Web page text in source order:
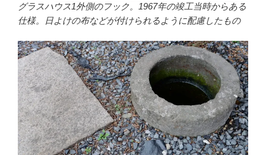
グラスハウス1外側のフック。1967年の竣工当時からある
仕様。日よけの布などが付けられるように配慮したもの